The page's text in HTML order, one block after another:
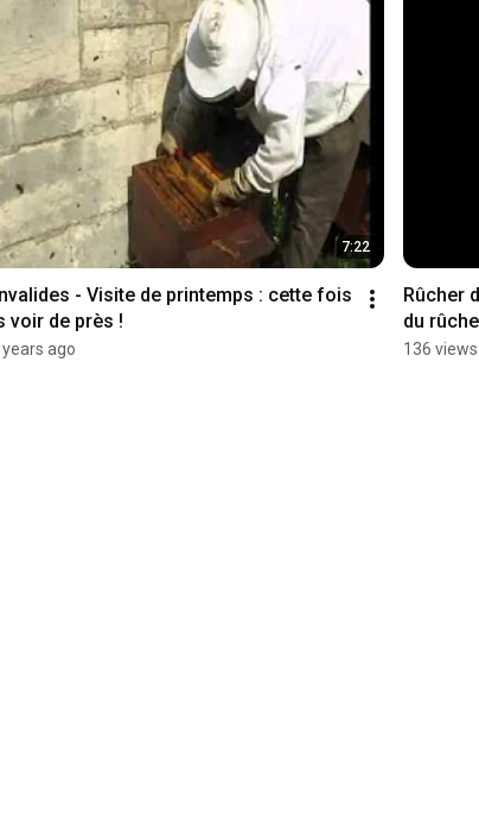
7:22
- Visite de printemps : cette fois
voir de près !
years ago
Rûcher
du
136 views